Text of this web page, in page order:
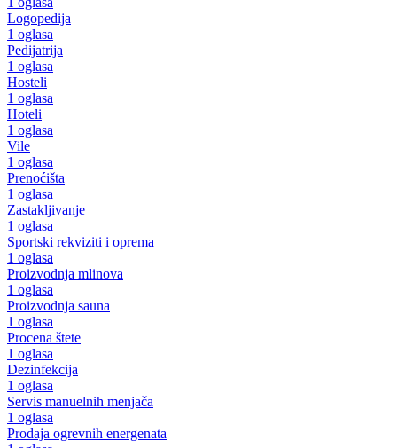
Logopedija
1 oglasa
Pedijatrija
1 oglasa
Hosteli
1 oglasa
Hoteli
1 oglasa
Vile
1 oglasa
Prenoćišta
1 oglasa
Zastakljivanje
1 oglasa
Sportski rekviziti i oprema
1 oglasa
Proizvodnja mlinova
1 oglasa
Proizvodnja sauna
1 oglasa
Procena štete
1 oglasa
Dezinfekcija
1 oglasa
Servis manuelnih menjača
1 oglasa
Prodaja ogrevnih energenata